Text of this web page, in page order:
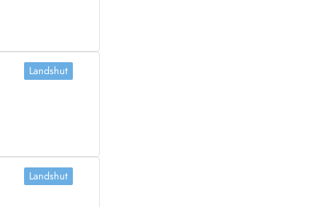
Landshut
Landshut